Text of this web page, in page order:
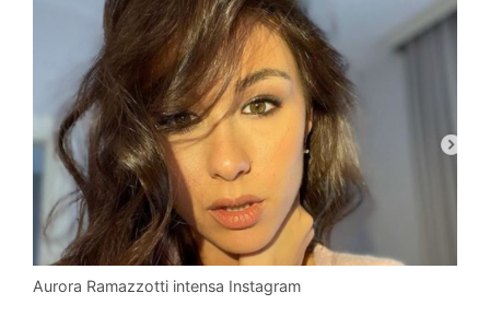
Aurora Ramazzotti intensa Instagram